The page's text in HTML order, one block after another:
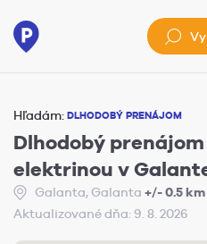
Hľadám: DLHODOBÝ PRENÁJOM
Dlhodobý
elektrinou v
Galanta, Galanta +/- 0.5 km
Aktualizované dňa: 9. 8. 2026